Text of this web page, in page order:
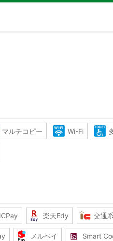
マルチコピー Wi-Fi
楽天Edy 交通
メルペイ Smart